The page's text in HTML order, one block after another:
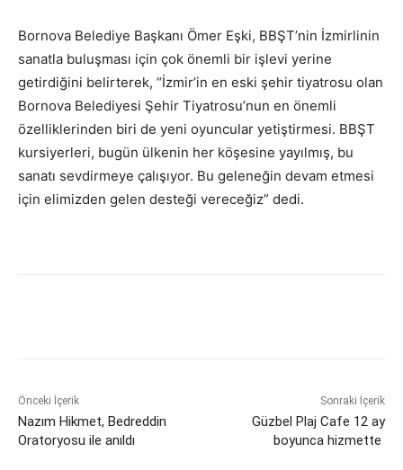
Bornova Belediye Başkanı Ömer Eşki, BBŞT’nin İzmirlinin
sanatla buluşması için çok önemli bir işlevi yerine
getirdiğini belirterek, “İzmir’in en eski şehir tiyatrosu olan
Bornova Belediyesi Şehir Tiyatrosu’nun en önemli
özelliklerinden biri de yeni oyuncular yetiştirmesi. BBŞT
kursiyerleri, bugün ülkenin her köşesine yayılmış, bu
sanatı sevdirmeye çalışıyor. Bu geleneğin devam etmesi
için elimizden gelen desteği vereceğiz” dedi.
Önceki İçerik
Nazım Hikmet, Bedreddin
Oratoryosu ile anıldı
Sonraki İçerik
Güzbel Plaj Cafe 12 ay
boyunca hizmette